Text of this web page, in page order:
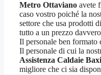
Metro Ottaviano avete
caso vostro poiché la
settore che usa prodotti
tutto a un prezzo
Il personale ben formato
Il personale di cui la
Assistenza Caldaie
migliore che ci sia